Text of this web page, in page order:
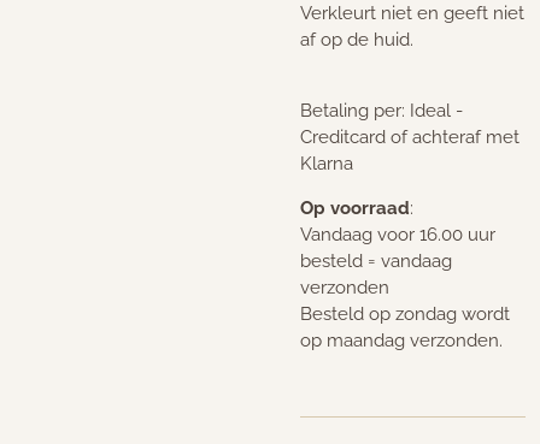
Verkleurt niet en geeft niet
af op de huid.
Betaling per: Ideal -
Creditcard of achteraf met
Klarna
Op voorraad:
Vandaag voor 16.00 uur
besteld = vandaag
verzonden
Besteld op zondag wordt
op maandag verzonden.